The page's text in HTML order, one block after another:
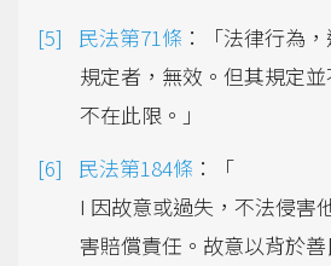
民法第71條 ：「法律行為
規定者，無效。但其規定並
不在此限。」
民法第184條 ：「
I 因故意或過失，不法侵害
害賠償責任。故意以背於